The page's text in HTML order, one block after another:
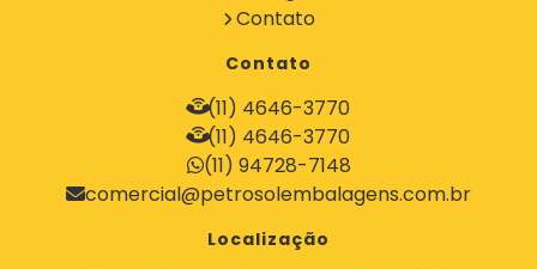
Tambores para Residuos Perigosos
Tambores Reciclados
Tambores Recuperados para Indústria de Alimento
Destinação Final de Tambores 200 Litros
Contato
Contato
(11) 4646-3770
(11) 4646-3770
(11) 94728-7148
comercial@petrosolembalagens.com.br
Localização